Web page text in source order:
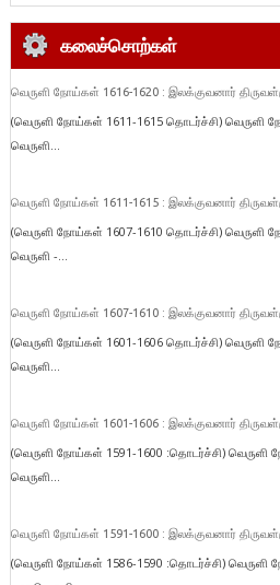
கலைச்சொற்கள்
வெருளி நோய்கள் 1616-1620 : இலக்குவனார்
(வெருளி நோய்கள் 1611-1615 தொடர்ச்சி) வெருளி
வெருளி...
வெருளி நோய்கள் 1611-1615 : இலக்குவனார்
(வெருளி நோய்கள் 1607-1610 தொடர்ச்சி) வெருளி
வெருளி -...
வெருளி நோய்கள் 1607-1610 : இலக்குவனார்
(வெருளி நோய்கள் 1601-1606 தொடர்ச்சி) வெருளி
வெருளி...
வெருளி நோய்கள் 1601-1606 : இலக்குவனார்
(வெருளி நோய்கள் 1591-1600 :தொடர்ச்சி) வெருளி
வெருளி...
வெருளி நோய்கள் 1591-1600 : இலக்குவனார்
(வெருளி நோய்கள் 1586-1590 :தொடர்ச்சி)